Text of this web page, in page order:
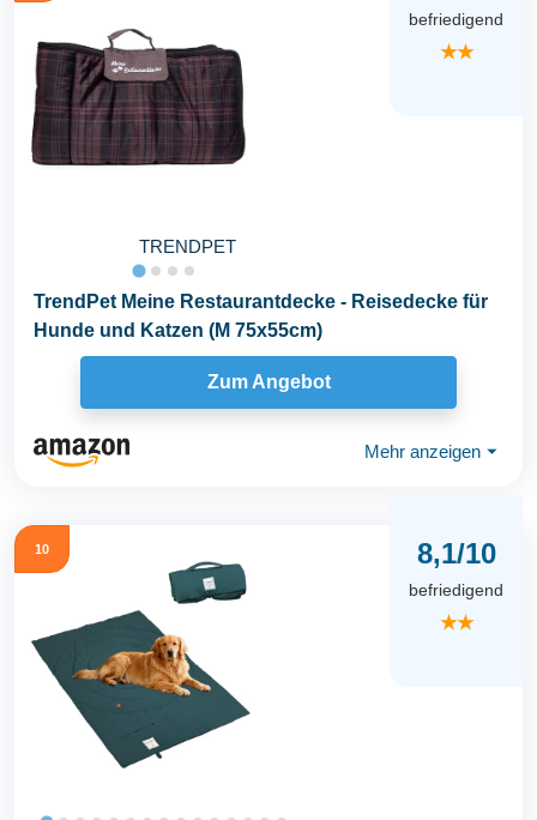
TRENDPET
befriedigend
★★
TrendPet Meine Restaurantdecke - Reisedecke für
Hunde und Katzen (M 75x55cm)
Zum Angebot
Mehr anzeigen ⏷
10 8,1/10
befriedigend
★★